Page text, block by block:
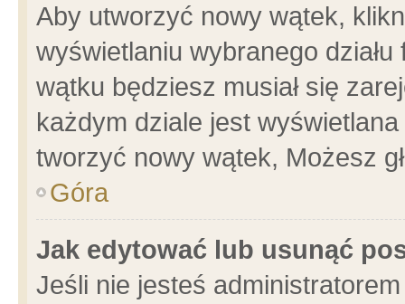
Aby utworzyć nowy wątek,
wyświetlaniu wybranego
wątku będziesz musiał się
każdym dziale jest
tworzyć nowy wątek, Możesz
Góra
Jak edytować lub usunąć
Jeśli nie jesteś